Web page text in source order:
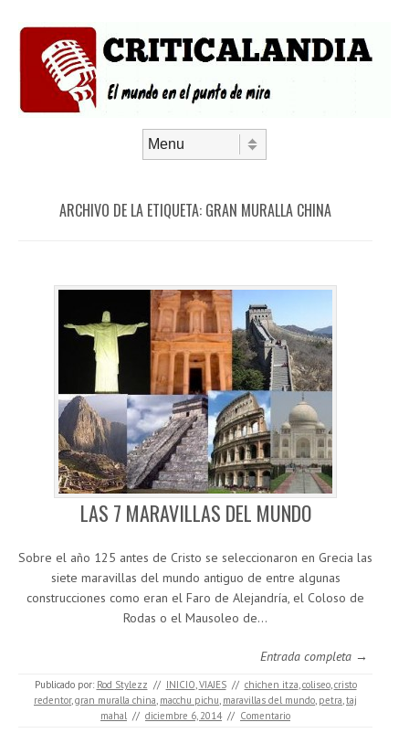
ARCHIVO DE LA ETIQUETA: GRAN MURALLA CHINA
LAS 7 MARAVILLAS DEL MUNDO
Sobre el año 125 antes de Cristo se seleccionaron en Grecia las
siete maravillas del mundo antiguo de entre algunas
construcciones como eran el Faro de Alejandría, el Coloso de
Rodas o el Mausoleo de…
Entrada completa →
Publicado por: Rod Stylezz // INICIO,VIAJES // chichen itza,coliseo,cristo
redentor,gran muralla china, macchu pichu, maravillas del mundo, petra,taj
mahal // diciembre 6, 2014 // Comentario